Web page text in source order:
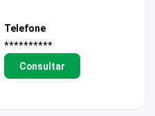
Telefone
**********
Consultar